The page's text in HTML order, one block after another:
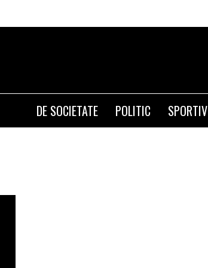
DE SOCIETATE POLITIC SPORTIV